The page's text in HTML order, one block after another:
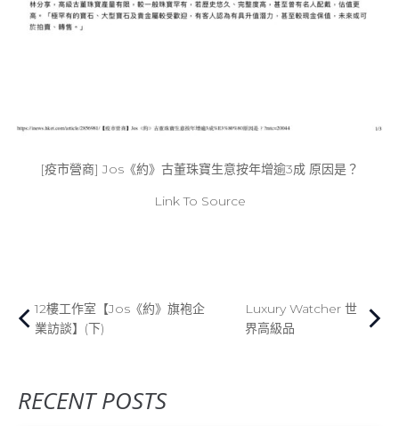
[疫市營商] Jos《約》古董珠寶⽣意按年增逾3成 原因是？
Link To Source
12樓工作室【Jos《約》旗袍企
業訪談】(下)
Luxury Watcher 世
界高級品
RECENT POSTS